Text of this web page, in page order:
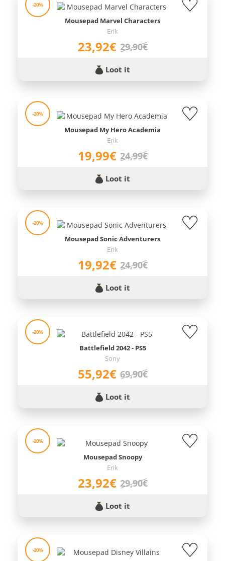
-20%
Mousepad Marvel Characters
Erik
23,92€ 29,90€
Loot it
-20%
Mousepad My Hero Academia
Erik
19,99€ 24,99€
Loot it
-20%
Mousepad Sonic Adventurers
Erik
19,92€ 24,90€
Loot it
-20%
Battlefield 2042 - PS5
Sony
55,92€ 69,90€
Loot it
-20%
Mousepad Snoopy
Erik
23,92€ 29,90€
Loot it
-20%